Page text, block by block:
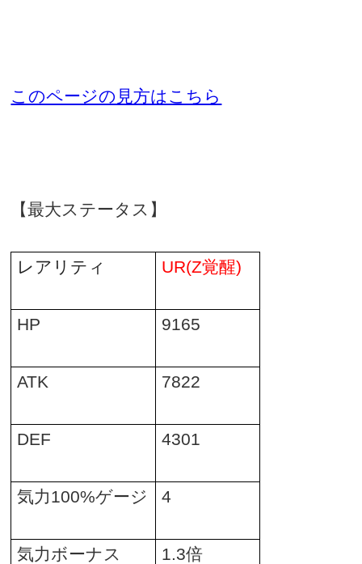
このページの見方はこちら
【最大ステータス】
レアリティ UR(Z覚醒)
HP 9165
ATK 7822
DEF 4301
気力100%ゲージ 4
気力ボーナス 1.3倍